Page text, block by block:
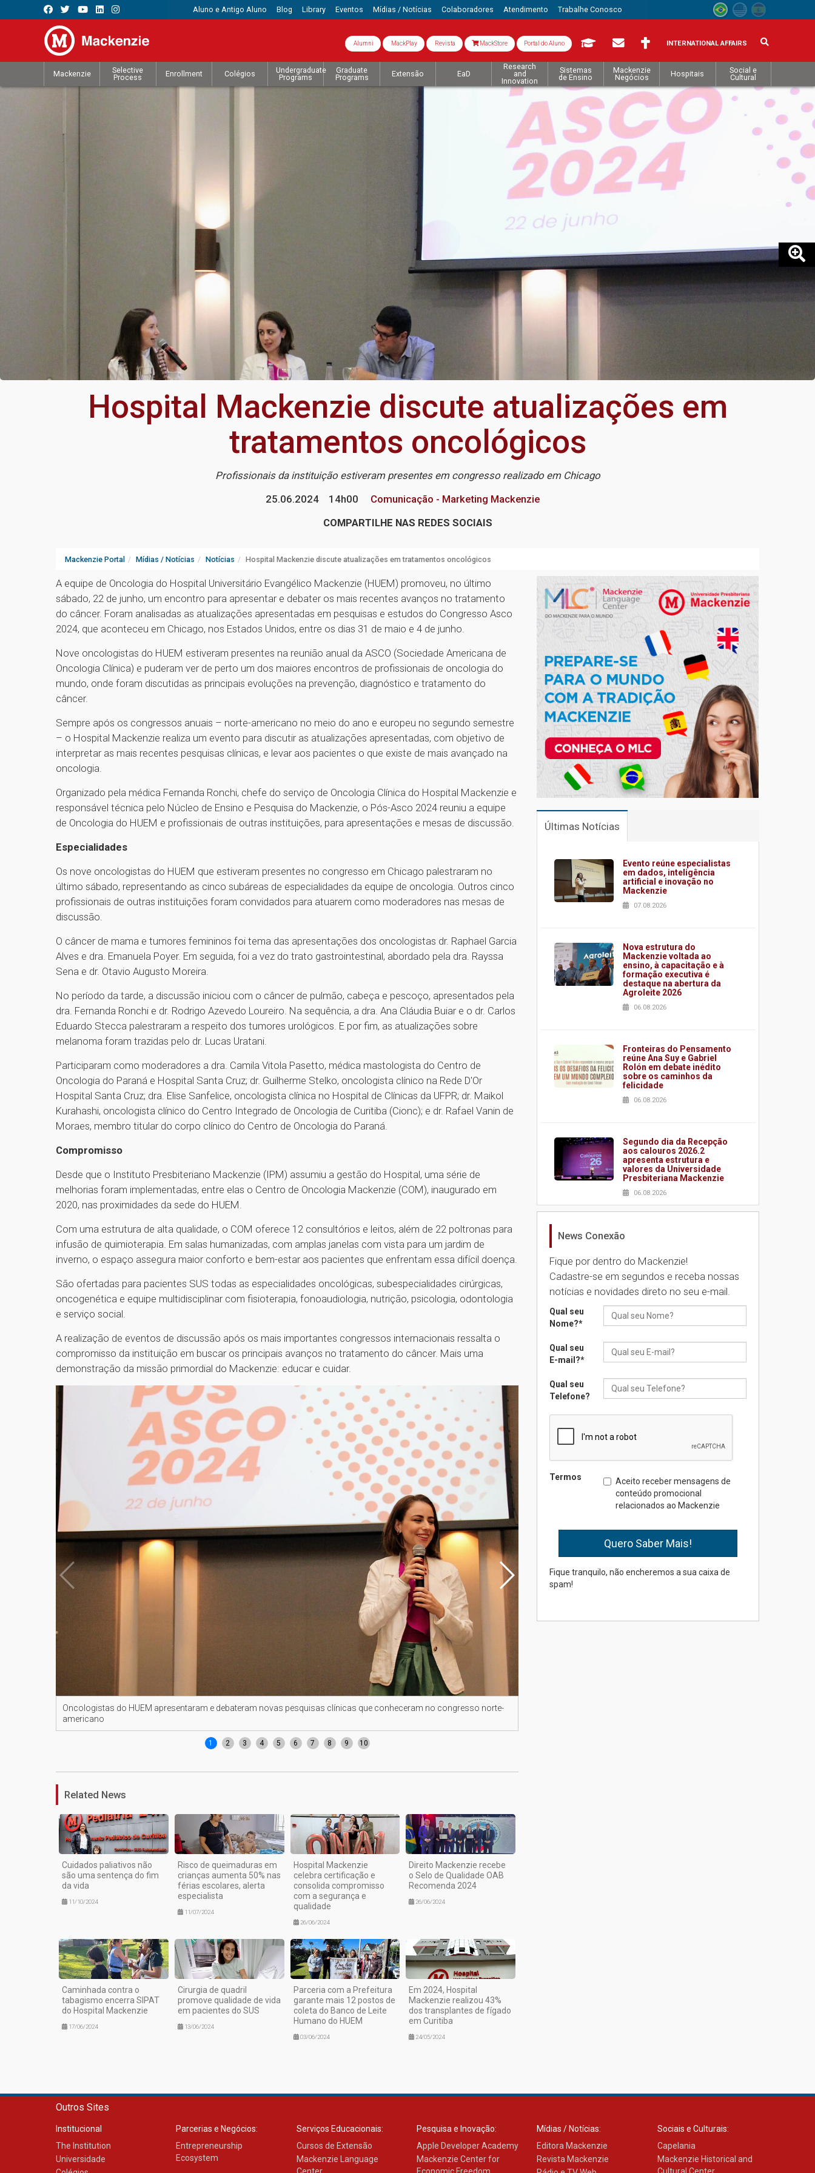
Aluno e Antigo Aluno Blog Library Eventos Mídias / Notícias Colaboradores Atendimento Trabalhe Conosco
Alumni MackPlay Revista MackStore Portal do Aluno INTERNATIONAL AFFAIRS
Mackenzie
Selective
Process
Enrollment Colégios
Undergraduate
Programs
Graduate
Programs
Extensão EaD
Research
and
Innovation
Sistemas
de Ensino
Mackenzie
Negócios
Hospitais
Social e
Cultural
Hospital Mackenzie discute atualizações em
tratamentos oncológicos
Profissionais da instituição estiveram presentes em congresso realizado em Chicago
25.06.2024
14h00
Comunicação - Marketing Mackenzie
COMPARTILHE NAS REDES SOCIAIS
Mackenzie Portal Mídias / Notícias Notícias Hospital Mackenzie discute atualizações em tratamentos oncológicos
A equipe de Oncologia do Hospital Universitário Evangélico Mackenzie (HUEM) promoveu, no último
sábado, 22 de junho, um encontro para apresentar e debater os mais recentes avanços no tratamento
do câncer. Foram analisadas as atualizações apresentadas em pesquisas e estudos do Congresso Asco
2024, que aconteceu em Chicago, nos Estados Unidos, entre os dias 31 de maio e 4 de junho.
Nove oncologistas do HUEM estiveram presentes na reunião anual da ASCO (Sociedade Americana de
Oncologia Clínica) e puderam ver de perto um dos maiores encontros de profissionais de oncologia do
mundo, onde foram discutidas as principais evoluções na prevenção, diagnóstico e tratamento do
câncer.
Sempre após os congressos anuais – norte-americano no meio do ano e europeu no segundo semestre
– o Hospital Mackenzie realiza um evento para discutir as atualizações apresentadas, com objetivo de
interpretar as mais recentes pesquisas clínicas, e levar aos pacientes o que existe de mais avançado na
oncologia.
Organizado pela médica Fernanda Ronchi, chefe do serviço de Oncologia Clínica do Hospital Mackenzie e
responsável técnica pelo Núcleo de Ensino e Pesquisa do Mackenzie, o Pós-Asco 2024 reuniu a equipe
de Oncologia do HUEM e profissionais de outras instituições, para apresentações e mesas de discussão.
Especialidades
Os nove oncologistas do HUEM que estiveram presentes no congresso em Chicago palestraram no
último sábado, representando as cinco subáreas de especialidades da equipe de oncologia. Outros cinco
profissionais de outras instituições foram convidados para atuarem como moderadores nas mesas de
discussão.
O câncer de mama e tumores femininos foi tema das apresentações dos oncologistas dr. Raphael Garcia
Alves e dra. Emanuela Poyer. Em seguida, foi a vez do trato gastrointestinal, abordado pela dra. Rayssa
Sena e dr. Otavio Augusto Moreira.
No período da tarde, a discussão iniciou com o câncer de pulmão, cabeça e pescoço, apresentados pela
dra. Fernanda Ronchi e dr. Rodrigo Azevedo Loureiro. Na sequência, a dra. Ana Cláudia Buiar e o dr. Carlos
Eduardo Stecca palestraram a respeito dos tumores urológicos. E por fim, as atualizações sobre
melanoma foram trazidas pelo dr. Lucas Uratani.
Participaram como moderadores a dra. Camila Vitola Pasetto, médica mastologista do Centro de
Oncologia do Paraná e Hospital Santa Cruz; dr. Guilherme Stelko, oncologista clínico na Rede D'Or
Hospital Santa Cruz; dra. Elise Sanfelice, oncologista clínica no Hospital de Clínicas da UFPR; dr. Maikol
Kurahashi, oncologista clínico do Centro Integrado de Oncologia de Curitiba (Cionc); e dr. Rafael Vanin de
Moraes, membro titular do corpo clínico do Centro de Oncologia do Paraná.
Compromisso
Desde que o Instituto Presbiteriano Mackenzie (IPM) assumiu a gestão do Hospital, uma série de
melhorias foram implementadas, entre elas o Centro de Oncologia Mackenzie (COM), inaugurado em
2020, nas proximidades da sede do HUEM.
Com uma estrutura de alta qualidade, o COM oferece 12 consultórios e leitos, além de 22 poltronas para
infusão de quimioterapia. Em salas humanizadas, com amplas janelas com vista para um jardim de
inverno, o espaço assegura maior conforto e bem-estar aos pacientes que enfrentam essa difícil doença.
São ofertadas para pacientes SUS todas as especialidades oncológicas, subespecialidades cirúrgicas,
oncogenética e equipe multidisciplinar com fisioterapia, fonoaudiologia, nutrição, psicologia, odontologia
e serviço social.
A realização de eventos de discussão após os mais importantes congressos internacionais ressalta o
compromisso da instituição em buscar os principais avanços no tratamento do câncer. Mais uma
demonstração da missão primordial do Mackenzie: educar e cuidar.
Oncologistas do HUEM apresentaram e debateram novas pesquisas clínicas que conheceram no congresso norte-
americano
1 2 3 4 5 6 7 8 9 10
Related News
Cuidados paliativos não
são uma sentença do fim
da vida
11/10/2024
Risco de queimaduras em
crianças aumenta 50% nas
férias escolares, alerta
especialista
11/07/2024
Hospital Mackenzie
celebra certificação e
consolida compromisso
com a segurança e
qualidade
26/06/2024
Direito Mackenzie recebe
o Selo de Qualidade OAB
Recomenda 2024
26/06/2024
Caminhada contra o
tabagismo encerra SIPAT
do Hospital Mackenzie
17/06/2024
Cirurgia de quadril
promove qualidade de vida
em pacientes do SUS
13/06/2024
Parceria com a Prefeitura
garante mais 12 postos de
coleta do Banco de Leite
Humano do HUEM
03/06/2024
Em 2024, Hospital
Mackenzie realizou 43%
dos transplantes de fígado
em Curitiba
24/05/2024
Últimas Notícias
Evento reúne especialistas
em dados, inteligência
artificial e inovação no
Mackenzie
07.08.2026
Nova estrutura do
Mackenzie voltada ao
ensino, à capacitação e à
formação executiva é
destaque na abertura da
Agroleite 2026
06.08.2026
Fronteiras do Pensamento
reúne Ana Suy e Gabriel
Rolón em debate inédito
sobre os caminhos da
felicidade
06.08.2026
Segundo dia da Recepção
aos calouros 2026.2
apresenta estrutura e
valores da Universidade
Presbiteriana Mackenzie
06.08.2026
Nova apresentação do
brasileira
05.08.2026
Universidade Mackenzie
realizará nova edição da
05.08.2026
Seminário discute desafios
das novas tecnologias em
04.08.2026
Mackenzie recepciona os
calouros do segundo
semestre de 2026
04.08.2026
Brasília prepara seus
estudantes para o PAS antes
mesmo do Ensino Médio
News Conexão
Fique por dentro do Mackenzie!
Cadastre-se em segundos e receba nossas
notícias e novidades direto no seu e-mail.
Qual seu
Nome?*
Qual seu
E-mail?*
Qual seu
Telefone?
Termos
Aceito receber mensagens de
conteúdo promocional
relacionados ao Mackenzie
Fique tranquilo, não encheremos a sua caixa de
spam!
Outros Sites
Institucional
The Institution
Universidade
Parcerias e Negócios:
Entrepreneurship
Ecosystem
Serviços Educacionais:
Cursos de Extensão
Mackenzie Language
Center
Pesquisa e Inovação:
Apple Developer Academy
Mackenzie Center for
Economic Freedom
Mídias / Notícias:
Editora Mackenzie
Revista Mackenzie
Sociais e Culturais:
Capelania
Mackenzie Historical and
Cultural Center